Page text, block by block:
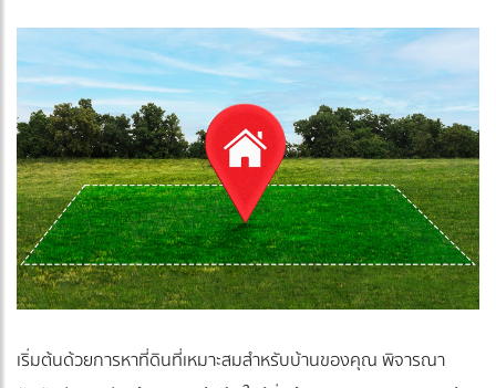
เริ่มต้นด้วยการหาที่ดินที่เหมาะสมสำหรับบ้านของคุณ พิจารณา